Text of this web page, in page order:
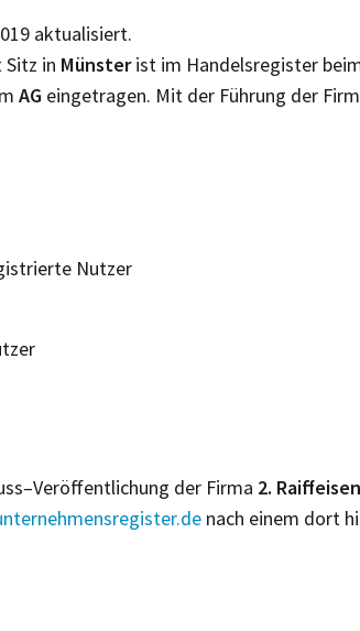
aktualisiert.
in Münsterist im Handelsregister
AG eingetragen. Mit der Führung der
Nutzer
der Firma 2.
nach einem dort